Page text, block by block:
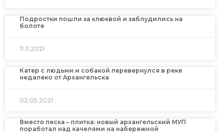
Подростки пошли за клюквой и заблудились на
болоте
11.11.2021
Катер с людьми и собакой перевернулся в реке
недалеко от Архангельска
02.05.2021
Вместо песка – плитка: новый архангельский МУП
поработал над качелями на набережной